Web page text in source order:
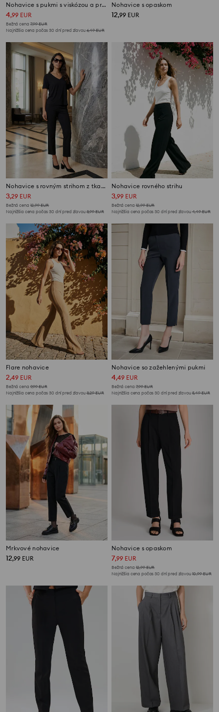
Nohavice s pukmi s viskózou a prímesou ľanu
4,99 EUR
Bežná cena 7,99EUR
Najnižšia cena počas 30 dní pred zľavou6,49EUR
Nohavice s opaskom
12,99 EUR
Nohavice s rovným strihom z tkaniny roma
3,29 EUR
Bežná cena 12,99EUR
Najnižšia cena počas 30 dní pred zľavou3,99EUR
Nohavice rovného strihu
3,99 EUR
Bežná cena 12,99EUR
Najnižšia cena počas 30 dní pred zľavou4,49EUR
Flare nohavice
2,49 EUR
Bežná cena 9,99EUR
Najnižšia cena počas 30 dní pred zľavou3,29EUR
Nohavice so zažehlenými pukmi
4,49 EUR
Bežná cena 7,99EUR
Najnižšia cena počas 30 dní pred zľavou5,49EUR
Mrkvové nohavice
12,99 EUR
Nohavice s opaskom
7,99 EUR
Bežná cena 12,99EUR
Najnižšia cena počas 30 dní pred zľavou10,99EUR